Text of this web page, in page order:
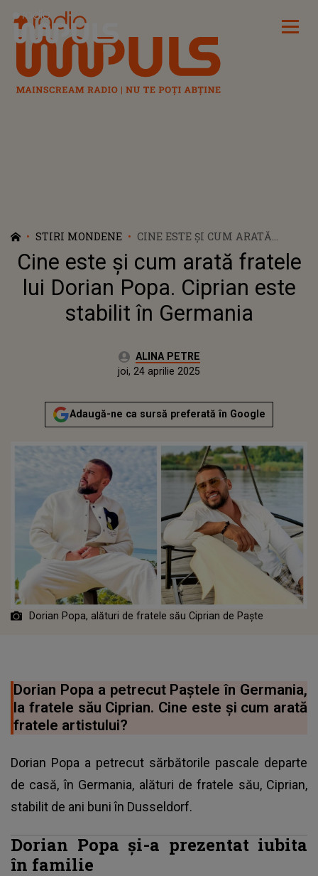
Radio Impuls
STIRI MONDENE
CINE ESTE ȘI CUM ARATĂ
FRATELE LUI DORIAN POPA.
CIPRIAN ESTE STABILIT ÎN
GERMANIA
Cine este și cum arată fratele
lui Dorian Popa. Ciprian este
stabilit în Germania
Autor:ALINA PETRE
Actualizat:
joi, 24 aprilie 2025
Adaugă-ne ca sursă preferată în Google
Dorian Popa, alături de fratele său Ciprian de Paște
Dorian Popa a petrecut Paștele în Germania,
la fratele său Ciprian. Cine este și cum arată
fratele artistului?
Dorian Popa a petrecut sărbătorile pascale departe
de casă, în Germania, alături de fratele său, Ciprian,
stabilit de ani buni în Dusseldorf.
Dorian Popa și-a prezentat iubita
în familie